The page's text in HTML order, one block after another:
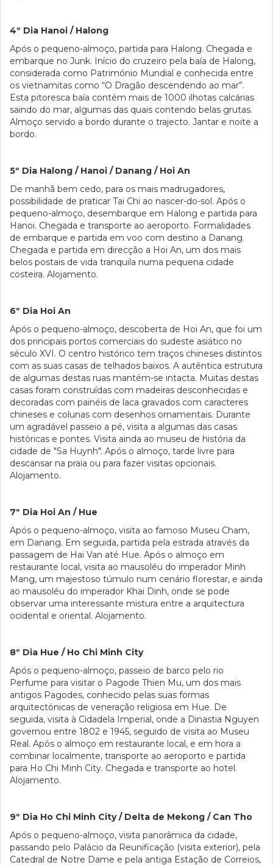
4º Dia Hanoi / Halong
Após o pequeno-almoço, partida para Halong. Chegada e
embarque no Junk. Início do cruzeiro pela baía de Halong,
considerada como Património Mundial e conhecida entre
os vietnamitas como “O Dragão descendendo ao mar”.
Esta pitoresca baía contém mais de 1000 ilhotas calcárias
saindo do mar, algumas das quais contendo belas grutas.
Almoço servido a bordo durante o trajecto. Jantar e noite a
bordo.
5º Dia Halong / Hanoi / Danang / Hoi An
De manhã bem cedo, para os mais madrugadores,
possibilidade de praticar Tai Chi ao nascer-do-sol. Após o
pequeno-almoço, desembarque em Halong e partida para
Hanoi. Chegada e transporte ao aeroporto. Formalidades
de embarque e partida em voo com destino a Danang.
Chegada e partida em direcção a Hoi An, um dos mais
belos postais de vida tranquila numa pequena cidade
costeira. Alojamento.
6º Dia Hoi An
Após o pequeno-almoço, descoberta de Hoi An, que foi um
dos principais portos comerciais do sudeste asiático no
século XVI. O centro histórico tem traços chineses distintos
com as suas casas de telhados baixos. A autêntica estrutura
de algumas destas ruas mantém-se intacta. Muitas destas
casas foram construídas com madeiras desconhecidas e
decoradas com painéis de laca gravados com caracteres
chineses e colunas com desenhos ornamentais. Durante
um agradável passeio a pé, visita a algumas das casas
históricas e pontes. Visita ainda ao museu de história da
cidade de "Sa Huynh". Após o almoço, tarde livre para
descansar na praia ou para fazer visitas opcionais.
Alojamento.
7º Dia Hoi An / Hue
Após o pequeno-almoço, visita ao famoso Museu Cham,
em Danang. Em seguida, partida pela estrada através da
passagem de Hai Van até Hue. Após o almoço em
restaurante local, visita ao mausoléu do imperador Minh
Mang, um majestoso túmulo num cenário florestar, e ainda
ao mausoléu do imperador Khai Dinh, onde se pode
observar uma interessante mistura entre a arquitectura
ocidental e oriental. Alojamento.
8º Dia Hue / Ho Chi Minh City
Após o pequeno-almoço, passeio de barco pelo rio
Perfume para visitar o Pagode Thien Mu, um dos mais
antigos Pagodes, conhecido pelas suas formas
arquitectónicas de veneração religiosa em Hue. De
seguida, visita à Cidadela Imperial, onde a Dinastia Nguyen
governou entre 1802 e 1945, seguido de visita ao Museu
Real. Após o almoço em restaurante local, e em hora a
combinar localmente, transporte ao aeroporto e partida
para Ho Chi Minh City. Chegada e transporte ao hotel.
Alojamento.
9º Dia Ho Chi Minh City / Delta de Mekong / Can Tho
Após o pequeno-almoço, visita panorâmica da cidade,
passando pelo Palácio da Reunificação (visita exterior), pela
Catedral de Notre Dame e pela antiga Estação de Correios,